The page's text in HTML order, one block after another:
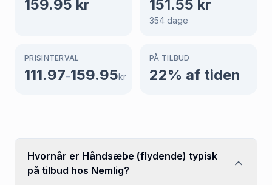
159.95 kr 151.55 kr
354 dage
PRISINTERVAL
111.97–159.95kr
PÅ TILBUD
22% af tiden
Hvornår er Håndsæbe (flydende) typisk
på tilbud hos Nemlig?